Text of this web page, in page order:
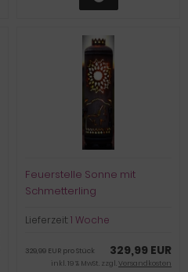
Feuerstelle Sonne mit
Schmetterling
Lieferzeit:1 Woche
329,99 EUR
329,99 EUR pro Stück
inkl. 19 % MwSt. zzgl.Versandkosten